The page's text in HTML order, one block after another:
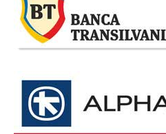
Masa Moderna
si functionala alb
Masa fixa moderna cu blat alb, cadru
Oferta de Pret cu transport gratuit
Eva fabricata de catre gigantul